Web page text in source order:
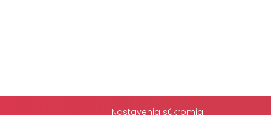
Nastavenia súkromia